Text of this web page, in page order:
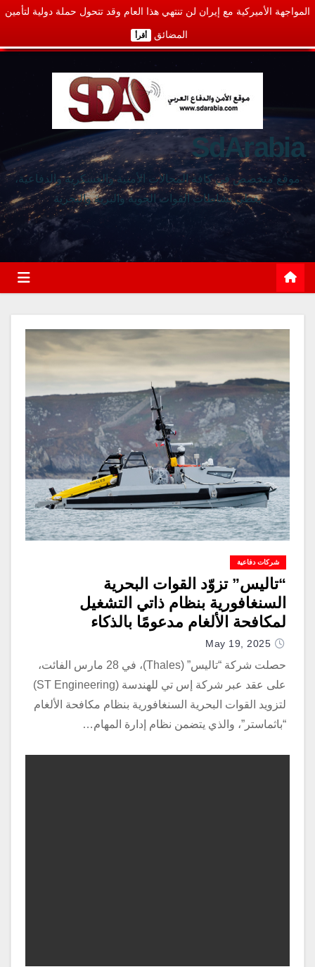
المواجهة الأميركية مع إيران لن تنتهي هذا العام وقد تتحول حملة دولية لتأمين
المضائق أقرأ
SdArabia
موقع متخصص في كافة المجالات الأمنية والعسكرية والدفاعية،
يغطي نشاطات القوات الجوية والبرية والبحرية
شركات دفاعية
“تاليس” تزوّد القوات البحرية
السنغافورية بنظام ذاتي التشغيل
لمكافحة الألغام مدعومًا بالذكاء
الاصطناعي
May 19, 2025
حصلت شركة “تاليس” (Thales)، في 28 مارس الفائت،
على عقد عبر شركة إس تي للهندسة (ST Engineering)
لتزويد القوات البحرية السنغافورية بنظام مكافحة الألغام
“باثماستر”، والذي يتضمن نظام إدارة المهام…